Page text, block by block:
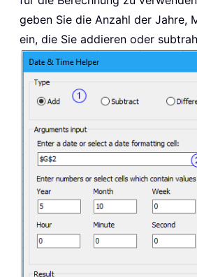
geben Sie die Anzahl der Jahre,
ein, die Sie addieren oder